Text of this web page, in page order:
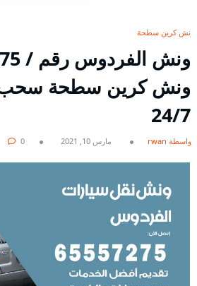
ونش كرين سطحة
ونش كرين سطحة سحب
24/7
بواسطة rwan مارس 10, 2021 0